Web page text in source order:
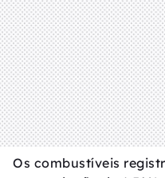
Os combustíveis